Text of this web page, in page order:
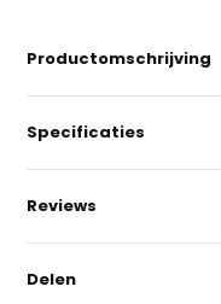
Productomschrijving
Specificaties
Reviews
Delen